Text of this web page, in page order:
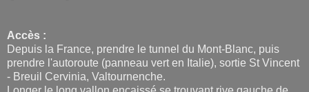
Accès :
Depuis la France, prendre le tunnel du Mont-Blanc, puis
prendre l'autoroute (panneau vert en Italie), sortie St Vincent
- Breuil Cervinia, Valtournenche.